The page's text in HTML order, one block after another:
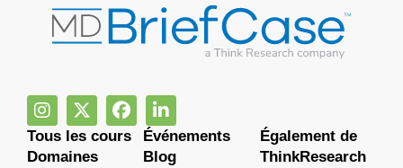
Tous les cours
Domaines
Événements
Blog
Également de
ThinkResearch